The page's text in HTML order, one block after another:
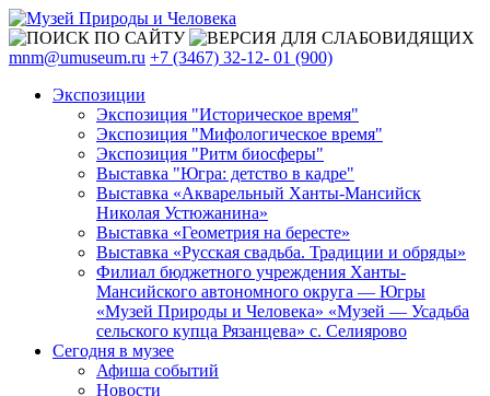
mnm@umuseum.ru +7 (3467) 32-12- 01 (900)
Экспозиции
Экспозиция "Историческое время"
Экспозиция "Мифологическое время"
Экспозиция "Ритм биосферы"
Выставка "Югра: детство в кадре"
Выставка «Акварельный Ханты-Мансийск
Николая Устюжанина»
Выставка «Геометрия на бересте»
Выставка «Русская свадьба. Традиции и обряды»
Филиал бюджетного учреждения Ханты-
Мансийского автономного округа — Югры
«Музей Природы и Человека» «Музей — Усадьба
сельского купца Рязанцева» с. Селиярово
Сегодня в музее
Афиша событий
Новости